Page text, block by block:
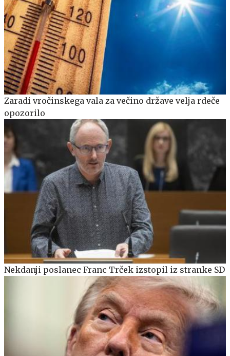
Zaradi vročinskega vala za večino države velja rdeče
opozorilo
Nekdanji poslanec Franc Trček izstopil iz stranke SD